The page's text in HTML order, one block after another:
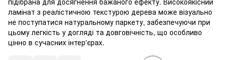
ламінат з реалістичною текстурою дерева може візуально
не поступатися натуральному паркету, забезпечуючи при
цьому легкість у догляді та довговічність, що особливо
цінно в сучасних інтер'єрах.